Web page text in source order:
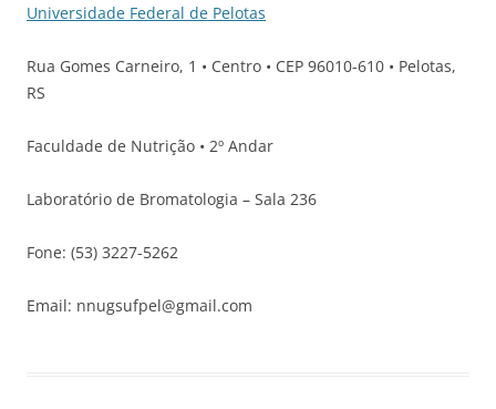
Universidade Federal de Pelotas
Rua Gomes Carneiro, 1 • Centro • CEP 96010-610 • Pelotas,
RS
Faculdade de Nutrição • 2º Andar
Laboratório de Bromatologia – Sala 236
Fone: (53) 3227-5262
Email: nnugsufpel@gmail.com